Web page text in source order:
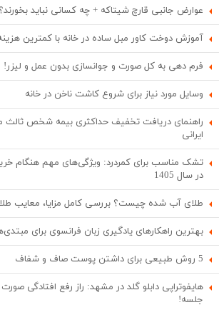
عوارض جانبی قارچ شیتاکه + چه کسانی نباید بخورند؟
آموزش دوخت کاور مبل ساده در خانه با کمترین هزینه
فرم دهی به کل صورت و جوانسازی بدون عمل و لیزر!
وسایل مورد نیاز برای شروع کاشت ناخن در خانه
راهنمای دریافت تخفیف حداکثری بیمه شخص
ایرانی
تشک مناسب برای کمردرد: ویژگی‌های مهم هنگام
در سال 1405
طلای آب شده چیست؟ بررسی کامل مزایا، معایب
بهترین راهکارهای یادگیری زبان فرانسوی برای
5 روش طبیعی برای داشتن پوست صاف و شفاف
هایفوتراپی دابلو گلد در مشهد: راز رفع افتادگی
جلسه!